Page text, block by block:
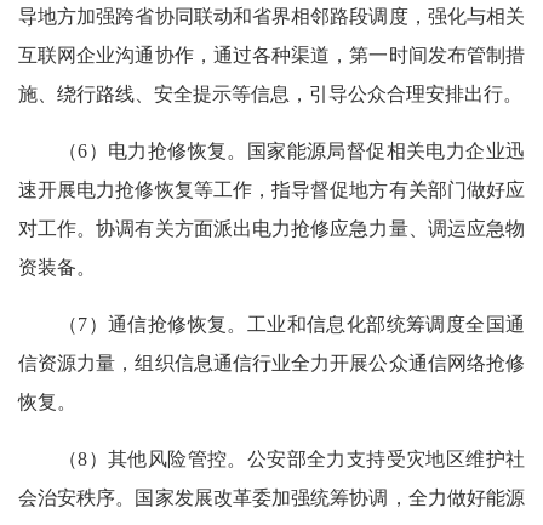
导地方加强跨省协同联动和省界相邻路段调度，强化与相关
互联网企业沟通协作，通过各种渠道，第一时间发布管制措
施、绕行路线、安全提示等信息，引导公众合理安排出行。
（6）电力抢修恢复。国家能源局督促相关电力企业迅
速开展电力抢修恢复等工作，指导督促地方有关部门做好应
对工作。协调有关方面派出电力抢修应急力量、调运应急物
资装备。
（7）通信抢修恢复。工业和信息化部统筹调度全国通
信资源力量，组织信息通信行业全力开展公众通信网络抢修
恢复。
（8）其他风险管控。公安部全力支持受灾地区维护社
会治安秩序。国家发展改革委加强统筹协调，全力做好能源